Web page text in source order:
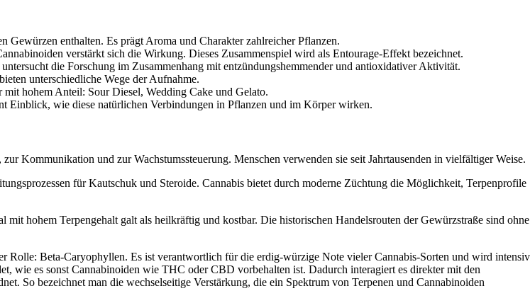
enthalten. Es prägt Aroma und Charakter zahlreicher Pflanzen.
verstärkt sich die Wirkung. Dieses Zusammenspiel wird als Entourage-Effekt bezeichnet.
die Forschung im Zusammenhang mit entzündungshemmender und antioxidativer Aktivität.
unterschiedliche Wege der Aufnahme.
mit hohem Anteil: Sour Diesel, Wedding Cake und Gelato.
Einblick, wie diese natürlichen Verbindungen in Pflanzen und im Körper wirken.
Kommunikation und zur Wachstumssteuerung. Menschen verwenden sie seit Jahrtausenden in vielfältiger Weise.
für Kautschuk und Steroide. Cannabis bietet durch moderne Züchtung die Möglichkeit, Terpenprofile
hohem Terpengehalt galt als heilkräftig und kostbar. Die historischen Handelsrouten der Gewürzstraße sind ohne
Rolle: Beta-Caryophyllen. Es ist verantwortlich für die erdig-würzige Note vieler Cannabis-Sorten und wird intensiv
wie es sonst Cannabinoiden wie THC oder CBD vorbehalten ist. Dadurch interagiert es direkter mit den
So bezeichnet man die wechselseitige Verstärkung, die ein Spektrum von Terpenen und Cannabinoiden